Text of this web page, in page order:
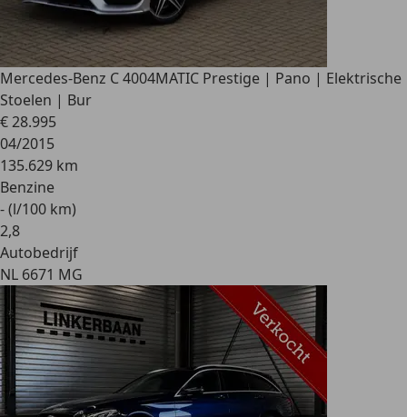
Mercedes-Benz C 4004MATIC Prestige | Pano | Elektrische
Stoelen | Bur
€ 28.995
04/2015
135.629 km
Benzine
- (l/100 km)
2,8
Autobedrijf
NL 6671 MG